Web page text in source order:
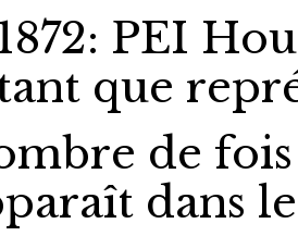
1872: PEI
que
de
dans